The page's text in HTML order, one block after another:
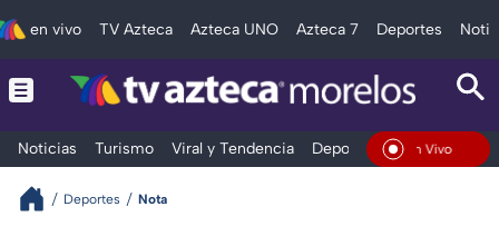
en vivo TV Azteca Azteca UNO Azteca 7 Deportes
Noticias Turismo Viral y Tendencia Deportes Espectáculos
En Vivo
Deportes Nota